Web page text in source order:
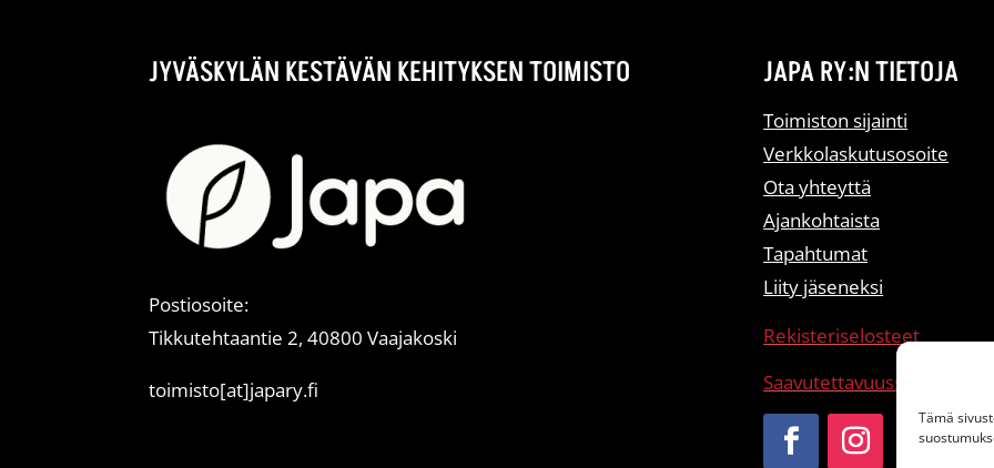
Tämä
JYVÄSKYLÄN KESTÄVÄN KEHITYKSEN TOIMISTO
Postiosoite:
Tikkutehtaantie 2, 40800 Vaajakoski
toimisto[at]japary.fi
JAPA RY:N TIETOJA
Toimiston sijainti
Verkkolaskutusosoite
Ota yhteyttä
Ajankohtaista
Tapahtumat
Liity jäseneksi
Rekisteriselosteet
Saavutettavuusseloste